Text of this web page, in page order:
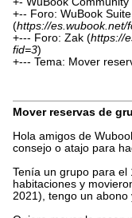
+-- Foro: WuBook Suite
(https://es.wubook.net/
+--- Foro: Zak (https://
fid=3)
+--- Tema: Mover
Mover reservas de
Hola amigos de
consejo o atajo para
Tenía un grupo para el
habitaciones y
2021), tengo un abono